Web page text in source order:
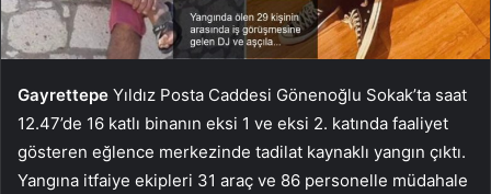
Gayrettepe Yıldız Posta Caddesi Gönenoğlu Sokak’ta saat
12.47’de 16 katlı binanın eksi 1 ve eksi 2. katında faaliyet
gösteren eğlence merkezinde tadilat kaynaklı yangın çıktı.
Yangına itfaiye ekipleri 31 araç ve 86 personelle müdahale